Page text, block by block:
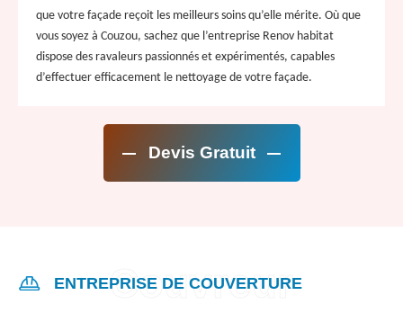
que votre façade reçoit les meilleurs soins qu’elle mérite. Où que
vous soyez à Couzou, sachez que l’entreprise Renov habitat
dispose des ravaleurs passionnés et expérimentés, capables
d’effectuer efficacement le nettoyage de votre façade.
Devis Gratuit
ENTREPRISE DE COUVERTURE